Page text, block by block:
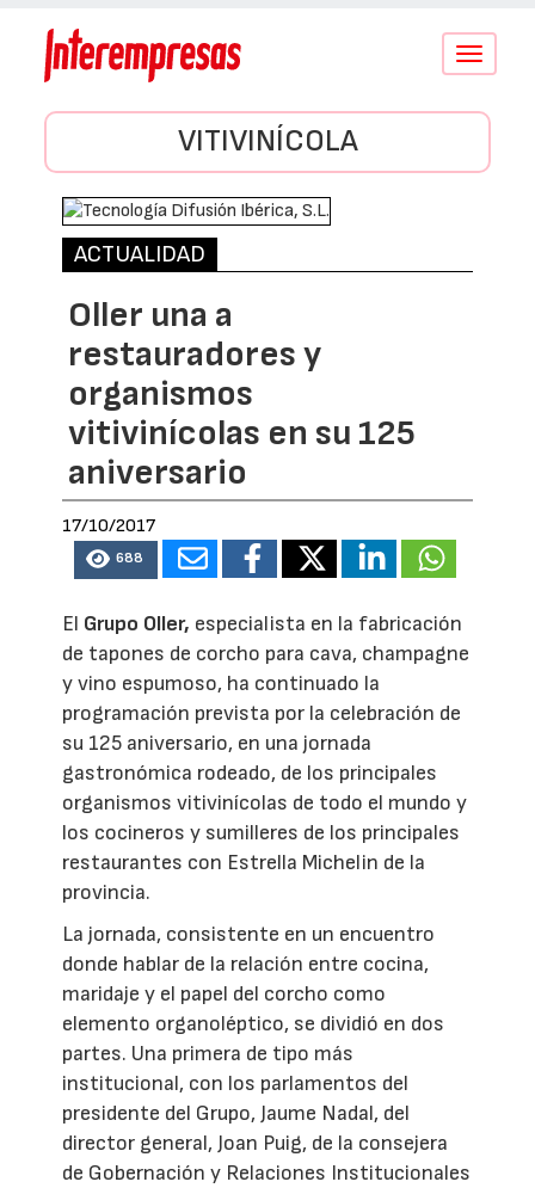
Conmutar
VITIVINÍCOLA
ACTUALIDAD
Oller una a
restauradores y
organismos
vitivinícolas en su 125
aniversario
17/10/2017
688
El Grupo Oller, especialista en la fabricación
de tapones de corcho para cava, champagne
y vino espumoso, ha continuado la
programación prevista por la celebración de
su 125 aniversario, en una jornada
gastronómica rodeado, de los principales
organismos vitivinícolas de todo el mundo y
los cocineros y sumilleres de los principales
restaurantes con Estrella Michelin de la
provincia.
La jornada, consistente en un encuentro
donde hablar de la relación entre cocina,
maridaje y el papel del corcho como
elemento organoléptico, se dividió en dos
partes. Una primera de tipo más
institucional, con los parlamentos del
presidente del Grupo, Jaume Nadal, del
director general, Joan Puig, de la consejera
de Gobernación y Relaciones Institucionales